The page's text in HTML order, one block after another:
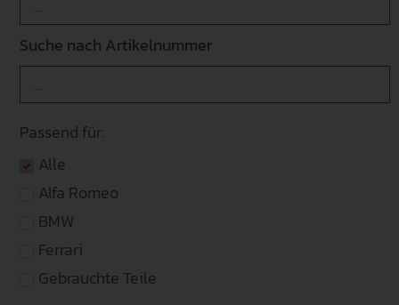
Suche nach Artikelnummer
Passend für:
Alle
Alfa Romeo
BMW
Ferrari
Gebrauchte Teile